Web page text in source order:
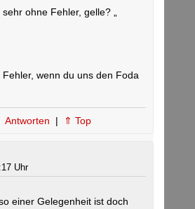
ohne Fehler, gelle? „
wenn du uns den Foda
Antworten | ⇑ Top
Uhr
einer Gelegenheit ist doch